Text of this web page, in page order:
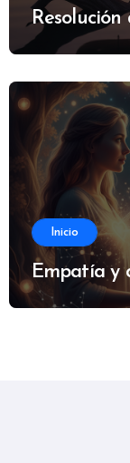
Resolución
Inicio
Empatía y